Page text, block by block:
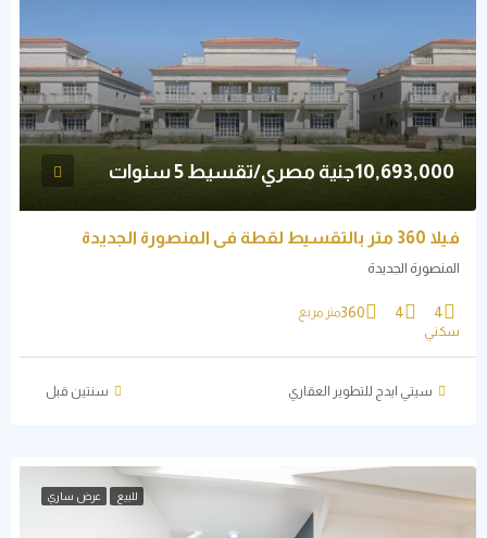
10,693,000جنية مصري/تقسيط 5 سنوات
فيلا 360 متر بالتقسيط لقطة في المنصورة الجديدة
المنصورة الجديدة
4
4
360متر مربع
سكني
سيتي ايدج للتطوير العقاري ‏سنتين قبل
للبيع عرض ساري